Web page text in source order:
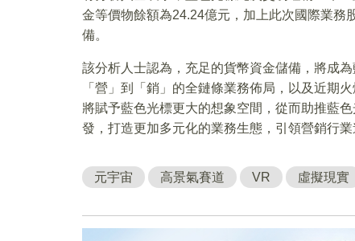
金等價物餘額為24.24億元，加上此次國際業務
備。
該分析人士認為，充足的貨幣資金儲備，將成
「營」到「銷」的全鏈條業務佈局，以及近期
將賦予藍色光標更大的想象空間，從而助推藍
發，打造更加多元化的業務生態，引領營銷行業
元宇宙 高景氣賽道 VR 虛擬現實